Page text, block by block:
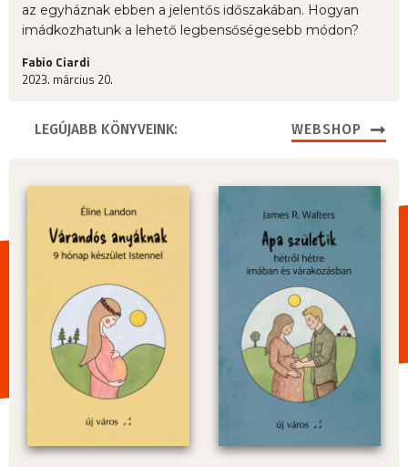
az egyháznak ebben a jelentős időszakában. Hogyan
imádkozhatunk a lehető legbensőségesebb módon?
Fabio Ciardi
2023. március 20.
LEGÚJABB KÖNYVEINK: WEBSHOP